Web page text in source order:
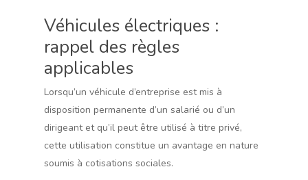
Véhicules électriques :
rappel des règles
applicables
Lorsqu’un véhicule d’entreprise est mis à
disposition permanente d’un salarié ou d’un
dirigeant et qu’il peut être utilisé à titre privé,
cette utilisation constitue un avantage en nature
soumis à cotisations sociales.